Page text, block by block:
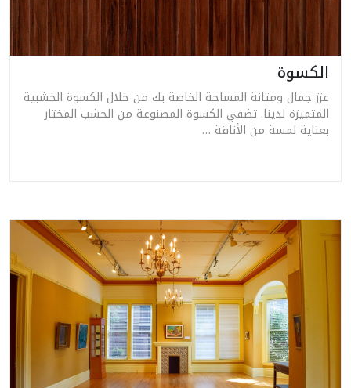
الكسوة
عزز جمال ومتانة المساحة الخاصة بك من خلال الكسوة الخشبية
المتميزة لدينا. تضفي الكسوة المصنوعة من الخشب المختار
بعناية لمسة من الأناقة …